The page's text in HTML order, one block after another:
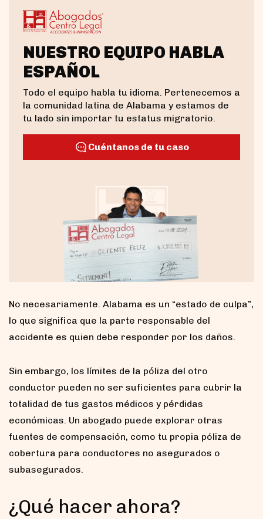
NUESTRO EQUIPO HABLA
ESPAÑOL
Todo el equipo habla tu idioma. Pertenecemos a
la comunidad latina de Alabama y estamos de
tu lado sin importar tu estatus migratorio.
Cuéntanos de tu caso
No necesariamente. Alabama es un “estado de culpa”,
lo que significa que la parte responsable del
accidente es quien debe responder por los daños.
Sin embargo, los límites de la póliza del otro
conductor pueden no ser suficientes para cubrir la
totalidad de tus gastos médicos y pérdidas
económicas. Un abogado puede explorar otras
fuentes de compensación, como tu propia póliza de
cobertura para conductores no asegurados o
subasegurados.
¿Qué hacer ahora?